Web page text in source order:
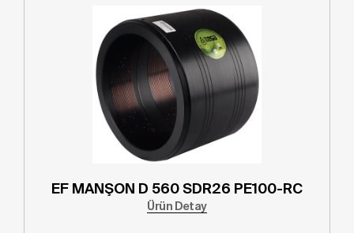
EF MANŞON D 560 SDR26 PE100-RC
Ürün Detay